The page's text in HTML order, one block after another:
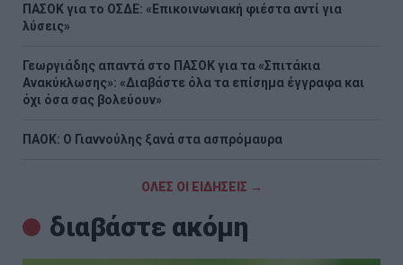
ΠΑΣΟΚ για το ΟΣΔΕ: «Επικοινωνιακή φιέστα αντί για
λύσεις»
Γεωργιάδης απαντά στο ΠΑΣΟΚ για τα «Σπιτάκια
Ανακύκλωσης»: «Διαβάστε όλα τα επίσημα έγγραφα και
όχι όσα σας βολεύουν»
ΠΑΟΚ: Ο Γιαννούλης ξανά στα ασπρόμαυρα
ΟΛΕΣ ΟΙ ΕΙΔΗΣΕΙΣ →
διαβάστε ακόμη